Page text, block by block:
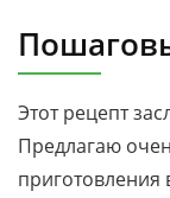
Этот рецепт
Предлагаю